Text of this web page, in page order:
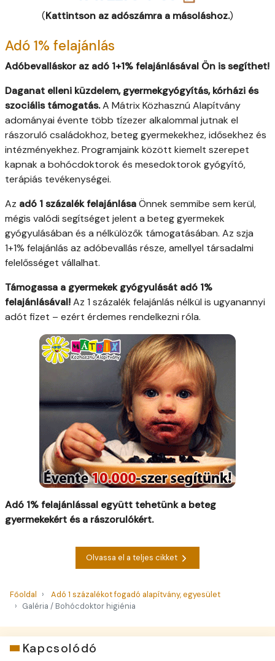
(Kattintson az adószámra a másoláshoz.)
Adó 1% felajánlás
Adóbevalláskor az adó 1+1% felajánlásával Ön is segíthet!
Daganat elleni küzdelem, gyermekgyógyítás, kórházi és
szociális támogatás.A Mátrix Közhasznú Alapítvány
adományai évente több tízezer alkalommal jutnak el
rászoruló családokhoz, beteg gyermekekhez, idősekhez és
intézményekhez. Programjaink között kiemelt szerepet
kapnak a bohócdoktorok és mesedoktorok gyógyító,
terápiás tevékenységei.
Az adó 1 százalék felajánlásaÖnnek semmibe sem kerül,
mégis valódi segítséget jelent a beteg gyermekek
gyógyulásában és a nélkülözők támogatásában. Az szja
1+1% felajánlás az adóbevallás része, amellyel társadalmi
felelősséget vállalhat.
Támogassa a gyermekek gyógyulását adó 1%
felajánlásával!Az 1 százalék felajánlás nélkül is ugyanannyi
adót fizet – ezért érdemes rendelkezni róla.
Adó 1% felajánlással együtt tehetünk a beteg
gyermekekért és a rászorulókért.
Olvassa el a teljes cikket
Főoldal
Adó 1 százalékot fogadó alapítvány, egyesület
Galéria / Bohócdoktor higiénia
Kapcsolódó